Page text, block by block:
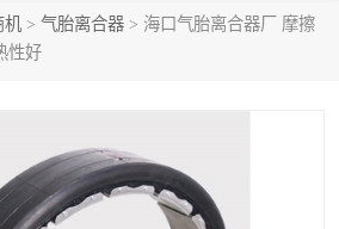
机 > 气胎离合器 > 海口气胎离合器厂 摩擦
性好
气胎离合器